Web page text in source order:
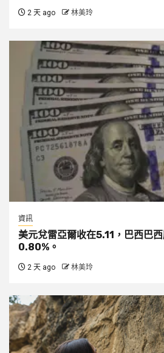
2 天 ago 林美玲
資訊
美元兌雷亞爾收在5.11，巴西巴
0.80%。
2 天 ago 林美玲